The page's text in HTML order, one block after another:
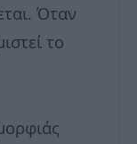
Όταν
το